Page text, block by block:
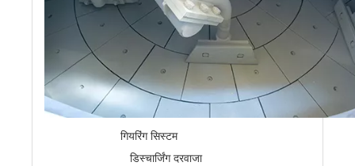
गियरिंग सिस्टम
डिस्चार्जिंग दरवाजा